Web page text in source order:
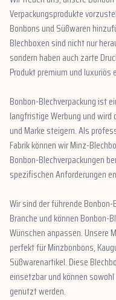
Verpackungsprodukte
Bonbons und Süßwaren
Blechboxen sind nicht nur
sondern haben auch zarte
Produkt premium und luxuriös
Bonbon-Blechverpackung ist
langfristige Werbung und wird
und Marke steigern. Als
Fabrik können wir Minz-
Bonbon-Blechverpackungen
spezifischen Anforderungen
Wir sind der führende
Branche und können Bonbon-
Wünschen anpassen. Unsere
perfekt für Minzbonbons,
Süßwarenartikel. Diese
einsetzbar und können
genutzt werden.